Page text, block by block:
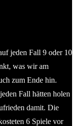
jeden Fall 9 oder 10
was wir am
zum Ende hin.
Fall hätten holen
damit. Die
6 Spiele vor